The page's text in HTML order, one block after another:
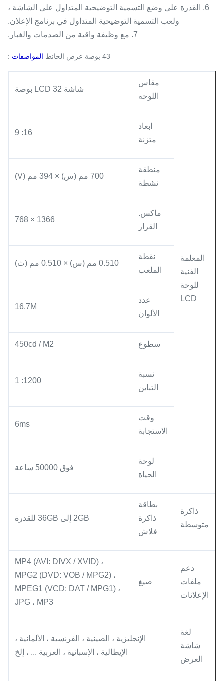
6. القدرة على وضع التسمية التوضيحية المتداول على الشاشة ،
ولعب التسمية التوضيحية المتداول في برنامج الإعلان.
7. مع وظيفة واقية من الصدمات والغبار.
43 بوصة عرض الحائط المواصفات :
المعلمة
الفنية
للوحة
LCD
مقاس
اللوحه
شاشة LCD 32 بوصة
ابعاد
متزنة
16: 9
منطقة
نشطة
700 مم (س) × 394 مم (V)
ماكس.
القرار
1366 × 768
نقطة
الملعب
0.510 مم (س) × 0.510 مم (ث)
عدد
الألوان
16.7M
سطوع 450cd / M2
نسبة
التباين
1200: 1
وقت
الاستجابة
6ms
لوحة
الحياة
فوق 50000 ساعة
ذاكرة
متوسطة
بطاقة
ذاكرة
فلاش
2GB إلى 36GB للقدرة
دعم
ملفات
الإعلانات
صيغ
MP4 (AVI: DIVX / XVID) ،
MPG2 (DVD: VOB / MPG2) ،
MPEG1 (VCD: DAT / MPG1) ،
JPG ، MP3
لغة
شاشة
العرض
الإنجليزية ، الصينية ، الفرنسية ، الألمانية ،
الإيطالية ، الإسبانية ، العربية ... ، إلخ